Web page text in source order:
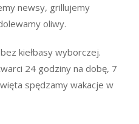
newsy, grillujemy
oliwy.
kiełbasy wyborczej.
24 godziny na dobę, 7
spędzamy wakacje w